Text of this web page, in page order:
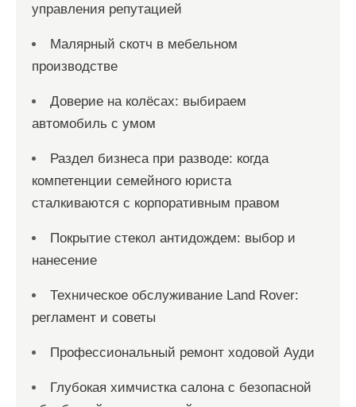
управления репутацией
Малярный скотч в мебельном
производстве
Доверие на колёсах: выбираем
автомобиль с умом
Раздел бизнеса при разводе: когда
компетенции семейного юриста
сталкиваются с корпоративным правом
Покрытие стекол антидождем: выбор и
нанесение
Техническое обслуживание Land Rover:
регламент и советы
Профессиональный ремонт ходовой Ауди
Глубокая химчистка салона с безопасной